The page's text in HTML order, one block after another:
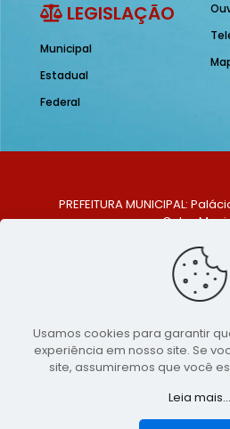
LEGISLAÇÃO
Municipal
Estadual
Federal
PREFEITURA MUNICIPAL:
Celso
Centro, São Bento do Una -
TELEFONE: (81)
E-MAIL:
Copyright 2021-2026 -
Prefeitura de São
publicidadeLumusWeb -
Usamos cookies para garantir
experiência em nosso site. Se
site, assumiremos que você
Leia mais...